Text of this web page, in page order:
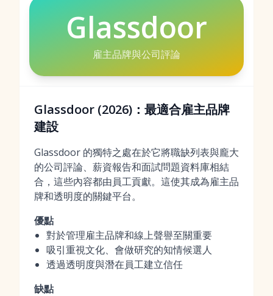
Glassdoor
雇主品牌與公司評論
Glassdoor (2026)：最適合雇主品牌
建設
Glassdoor 的獨特之處在於它將職缺列表與龐大
的公司評論、薪資報告和面試問題資料庫相結
合，這些內容都由員工貢獻。這使其成為雇主品
牌和透明度的關鍵平台。
優點
對於管理雇主品牌和線上聲譽至關重要
吸引重視文化、會做研究的知情候選人
透過透明度與潛在員工建立信任
缺點